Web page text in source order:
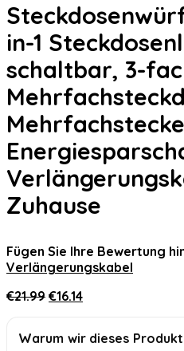
in-1
schaltbar, 3-
Zuhause
Fügen Sie Ihre Bewertung
Verlängerungskabel
€21.99 Ursprünglicher
€21.99
€16.14Aktueller
€16.14.
Warum wir dieses